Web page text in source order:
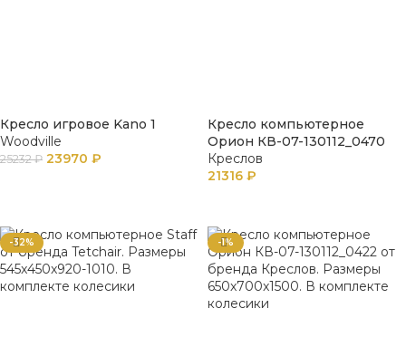
Кресло игровое Kano 1
Woodville
25232₽ 23970 ₽
Кресло компьютерное
Орион КВ-07-130112_0470
Креслов
21316 ₽
-32% -1%